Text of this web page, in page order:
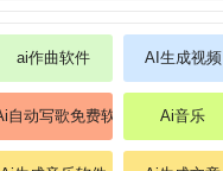
ai作曲软件 AI生成视频
自动写歌免费软件 Ai音乐